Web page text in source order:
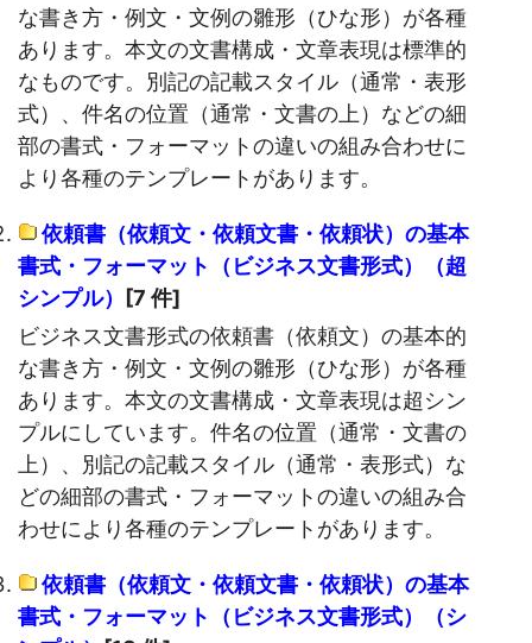
な書き方・例文・文例の雛形（ひな形）が各種
あります。本文の文書構成・文章表現は標準的
なものです。別記の記載スタイル（通常・表形
式）、件名の位置（通常・文書の上）などの細
部の書式・フォーマットの違いの組み合わせに
より各種のテンプレートがあります。
依頼書（依頼文・依頼文書・依頼状）の基本
書式・フォーマット（ビジネス文書形式）（超
シンプル） [7 件]
ビジネス文書形式の依頼書（依頼文）の基本的
な書き方・例文・文例の雛形（ひな形）が各種
あります。本文の文書構成・文章表現は超シン
プルにしています。件名の位置（通常・文書の
上）、別記の記載スタイル（通常・表形式）な
どの細部の書式・フォーマットの違いの組み合
わせにより各種のテンプレートがあります。
依頼書（依頼文・依頼文書・依頼状）の基本
書式・フォーマット（ビジネス文書形式）（シ